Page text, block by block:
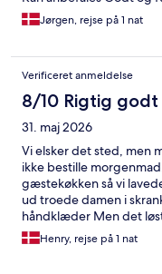
Jørgen, rejse på 1 nat
Verificeret anmeldelse
8/10 Rigtig godt
31. maj 2026
Vi elsker det sted, men
ikke bestille
gæstekøkken så vi
ud troede damen i
håndklæder Men det
Henry, rejse på 1 nat